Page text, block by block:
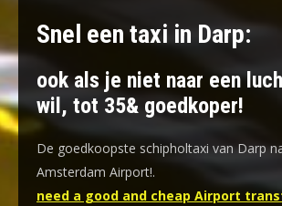
Snel een taxi in Darp:
ook als je niet naar een
wil, tot 35& goedkoper!
De goedkoopste schipholtaxi van Darp
Amsterdam Airport!.
need a good and cheap Airport